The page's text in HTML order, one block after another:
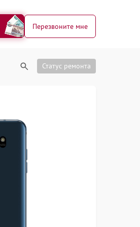
Перезвоните мне
Статус ремонта